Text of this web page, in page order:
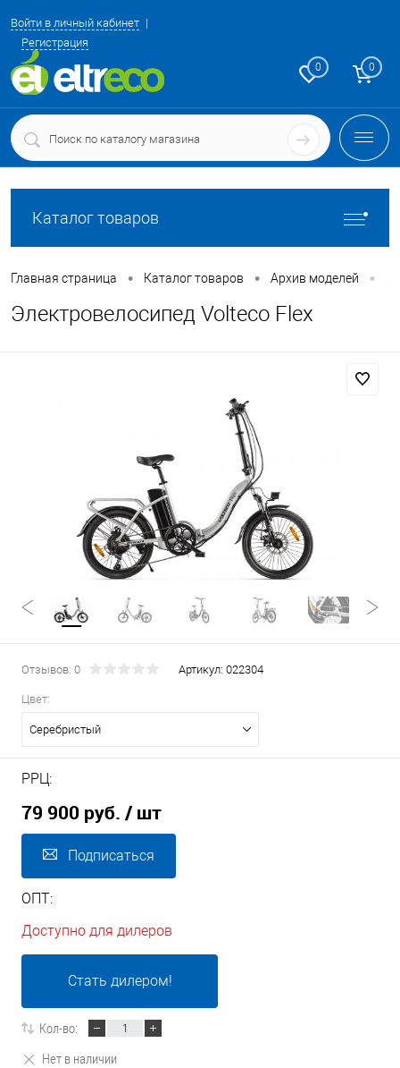
Войти в личный кабинет
Регистрация
0 0
Каталог товаров
Главная страница • Каталог товаров • Архив моделей •
Электровелосипед Volteco Flex
Отзывов: 0 Артикул: 022304
Цвет:
Серебристый
РРЦ:
79 900 руб. / шт
Подписаться
ОПТ:
Доступно для дилеров
Стать дилером!
Кол-во:
Нет в наличии